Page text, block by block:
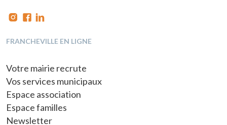
FRANCHEVILLE EN LIGNE
Votre mairie recrute
Vos services municipaux
Espace association
Espace familles
Newsletter